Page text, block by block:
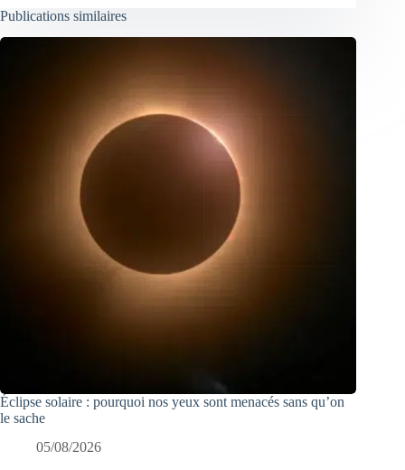
Publications similaires
Éclipse solaire : pourquoi nos yeux sont menacés sans qu’on
le sache
05/08/2026